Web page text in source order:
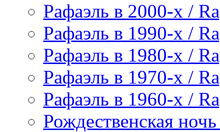
Рафаэль в 2000-х /
Рафаэль в 1990-х /
Рафаэль в 1980-х /
Рафаэль в 1970-х /
Рафаэль в 1960-х /
Рождественская